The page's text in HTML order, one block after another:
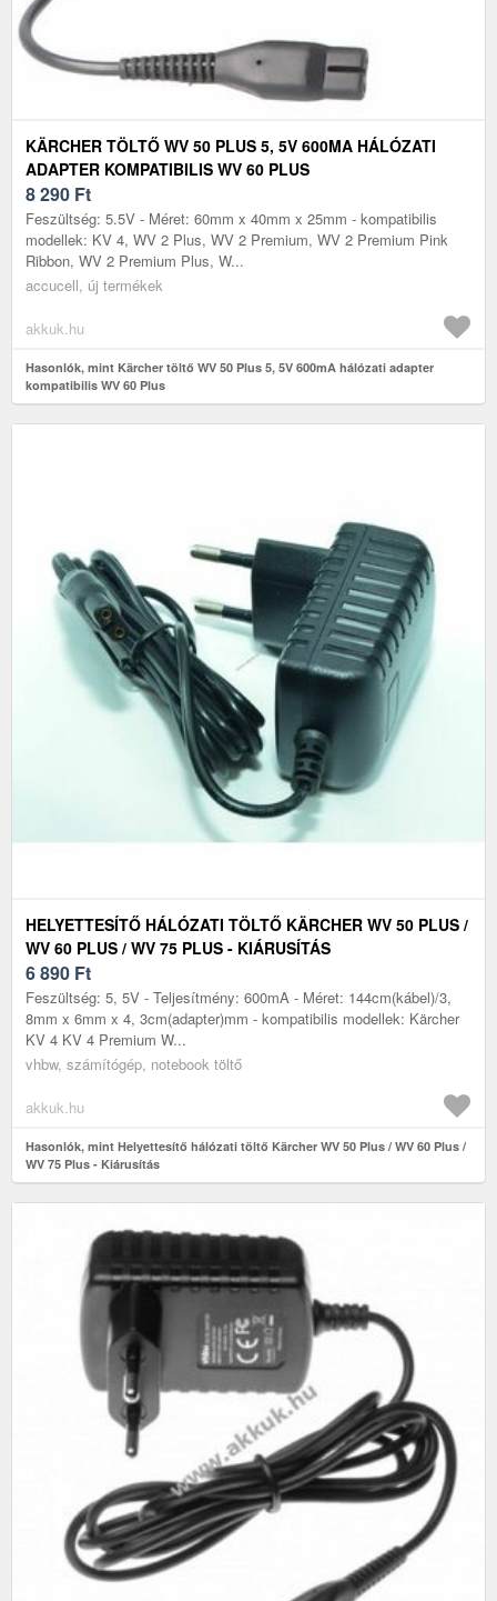
KÄRCHER TÖLTŐ WV 50 PLUS 5, 5V 600MA HÁLÓZATI
ADAPTER KOMPATIBILIS WV 60 PLUS
8 290 Ft
Feszültség: 5.5V - Méret: 60mm x 40mm x 25mm - kompatibilis
modellek: KV 4, WV 2 Plus, WV 2 Premium, WV 2 Premium Pink
Ribbon, WV 2 Premium Plus, W...
accucell, új termékek
akkuk.hu
Hasonlók, mint Kärcher töltő WV 50 Plus 5, 5V 600mA hálózati adapter
kompatibilis WV 60 Plus
HELYETTESÍTŐ HÁLÓZATI TÖLTŐ KÄRCHER WV 50 PLUS /
WV 60 PLUS / WV 75 PLUS - KIÁRUSÍTÁS
6 890 Ft
Feszültség: 5, 5V - Teljesítmény: 600mA - Méret: 144cm(kábel)/3,
8mm x 6mm x 4, 3cm(adapter)mm - kompatibilis modellek: Kärcher
KV 4 KV 4 Premium W...
vhbw, számítógép, notebook töltő
akkuk.hu
Hasonlók, mint Helyettesítő hálózati töltő Kärcher WV 50 Plus / WV 60 Plus /
WV 75 Plus - Kiárusítás